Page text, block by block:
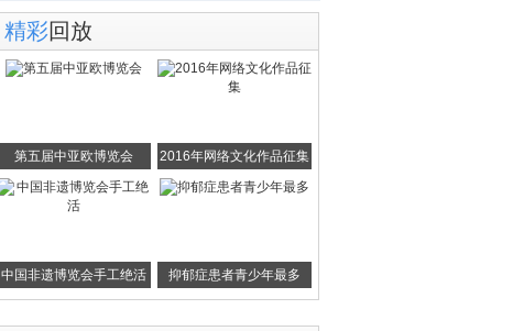
精彩回放
第五届中亚欧博览会 2016年网络文化作品征集
中国非遗博览会手工绝活 抑郁症患者青少年最多